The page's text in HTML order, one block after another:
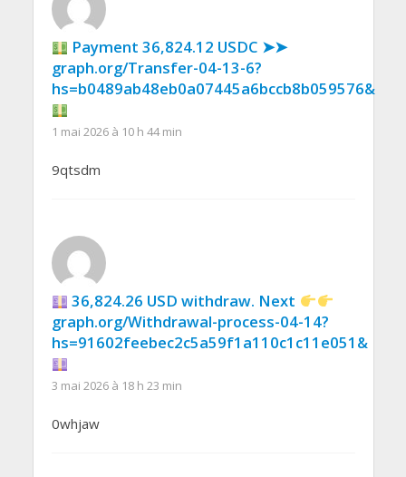
Payment 36,824.12 USDC ➤➤
graph.org/Transfer-04-13-6?
hs=b0489ab48eb0a07445a6bccb8b059576&
1 mai 2026 à 10 h 44 min
9qtsdm
36,824.26 USD withdraw. Next
graph.org/Withdrawal-process-04-14?
hs=91602feebec2c5a59f1a110c1c11e051&
3 mai 2026 à 18 h 23 min
0whjaw